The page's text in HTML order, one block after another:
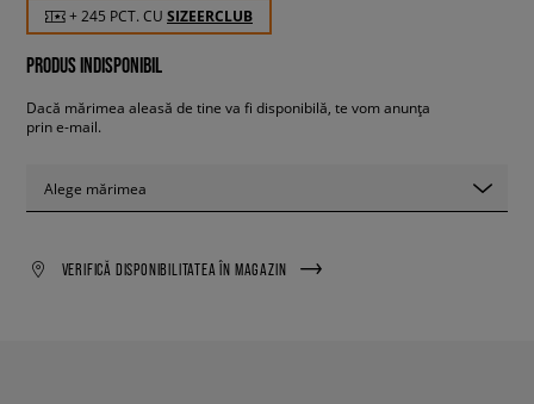
+ 245 PCT. CU SIZEERCLUB
PRODUS INDISPONIBIL
Dacă mărimea aleasă de tine va fi disponibilă, te vom anunța
prin e-mail.
Alege mărimea
VERIFICĂ DISPONIBILITATEA ÎN MAGAZIN